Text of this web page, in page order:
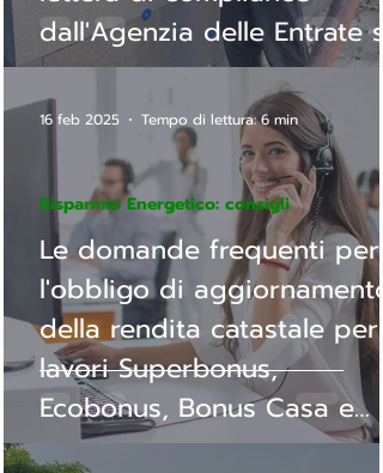
dall'Agenzia delle Entrate
ancora in tempo per
in regola.
Le domande frequenti per
l'obbligo di aggiornamento
della rendita catastale per
lavori Superbonus,
Ecobonus, Bonus Casa e
Sisma bonus
Risparmio Energetico: consigli
16 feb 2025 Tempo di lettura: 6 min